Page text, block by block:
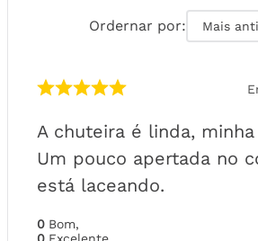
Ordernar por: Mais
A chuteira é linda,
Um pouco apertada no
está laceando.
0 Bom,